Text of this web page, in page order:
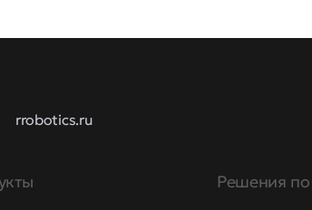
rrobotics.ru
Решения